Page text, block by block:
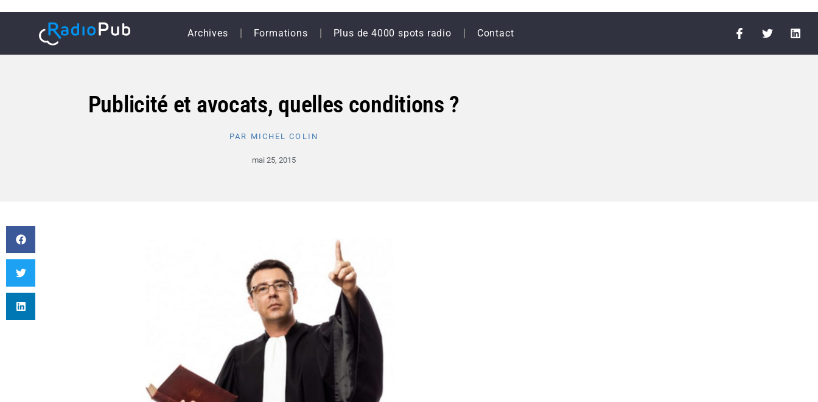
Archives Formations Plus de 4000 spots radio Contact
Publicité et avocats, quelles conditions ?
PAR MICHEL COLIN
mai 25, 2015